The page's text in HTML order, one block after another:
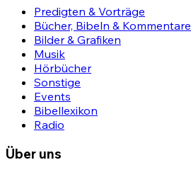
Predigten & Vorträge
Bücher, Bibeln & Kommentare
Bilder & Grafiken
Musik
Hörbücher
Sonstige
Events
Bibellexikon
Radio
Über uns